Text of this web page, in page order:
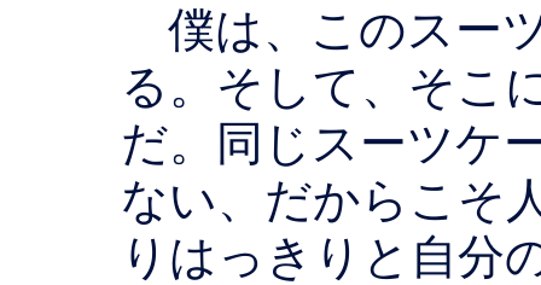
僕は、このスー
る。そして、そこ
だ。同じスーツケ
ない、だからこそ
りはっきりと自分